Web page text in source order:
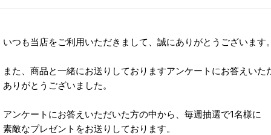
いつも当店をご利用いただきまして、誠にありがとうございます。
また、商品と一緒にお送りしておりますアンケートにお答えいた
ありがとうございました。
アンケートにお答えいただいた方の中から、毎週抽選で1名様に
素敵なプレゼントをお送りしております。